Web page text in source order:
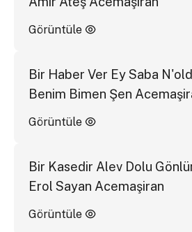
Görüntüle
Bir Haber Ver Ey Saba
Benim Bimen Şen
Görüntüle
Bir Kasedir Alev Dolu
Erol Sayan Acemaşiran
Görüntüle